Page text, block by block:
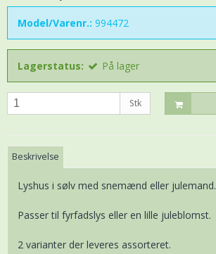
Model/Varenr.: 994472
Lagerstatus: På lager
Stk
Beskrivelse
Lyshus i sølv med snemænd eller julemand.
Passer til fyrfadslys eller en lille juleblomst.
2 varianter der leveres assorteret.